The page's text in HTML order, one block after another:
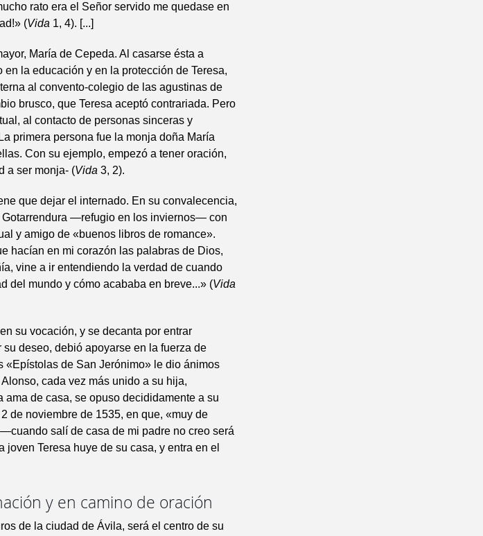
rato era el Señor servido me quedase en
(Vida 1, 4). [...]
María de Cepeda. Al casarse ésta a
la educación y en la protección de Teresa,
al convento-colegio de las agustinas de
brusco, que Teresa aceptó contrariada. Pero
al contacto de personas sinceras y
primera persona fue la monja doña María
Con su ejemplo, empezó a tener oración,
a ser monja- (Vida 3, 2).
que dejar el internado. En su convalecencia,
Gotarrendura —refugio en los inviernos— con
y amigo de «buenos libros de romance».
hacían en mi corazón las palabras de Dios,
vine a ir entendiendo la verdad de cuando
del mundo y cómo acababa en breve...» (Vida
su vocación, y se decanta por entrar
deseo, debió apoyarse en la fuerza de
«Epístolas de San Jerónimo» le dio ánimos
cada vez más unido a su hija,
de casa, se opuso decididamente a su
de noviembre de 1535, en que, «muy de
salí de casa de mi padre no creo será
Teresa huye de su casa, y entra en el
y en camino de oración
de la ciudad de Ávila, será el centro de su